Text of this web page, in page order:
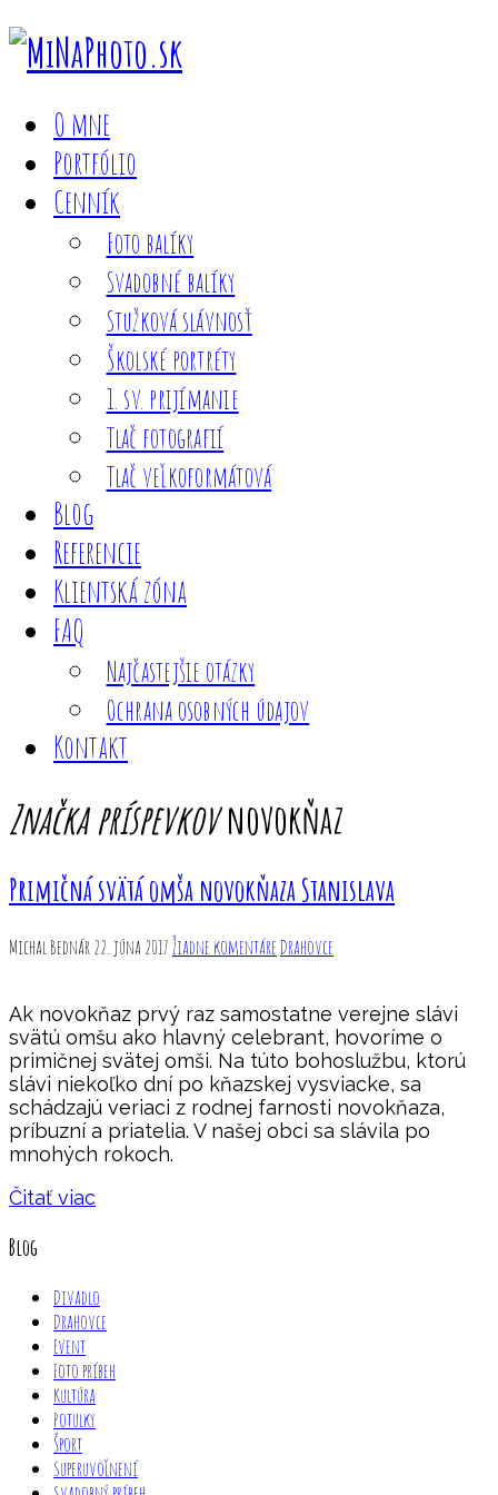
O mne
Portfólio
Cenník
Foto balíky
Svadobné balíky
Stužková slávnosť
Školské portréty
1. sv. prijímanie
Tlač fotografií
Tlač veľkoformátová
Blog
Referencie
Klientská zóna
FAQ
Najčastejšie otázky
Ochrana osobných údajov
Kontakt
Značka príspevkov novokňaz
Primičná svätá omša novokňaza Stanislava
Michal Bednár 22. júna 2017 Žiadne komentáre Drahovce
Ak novokňaz prvý raz samostatne verejne slávi
svätú omšu ako hlavný celebrant, hovoríme o
primičnej svätej omši. Na túto bohoslužbu, ktorú
slávi niekoľko dní po kňazskej vysviacke, sa
schádzajú veriaci z rodnej farnosti novokňaza,
príbuzní a priatelia. V našej obci sa slávila po
mnohých rokoch.
Čitať viac
Blog
Divadlo
Drahovce
Event
Foto príbeh
Kultúra
Potulky
Šport
Superuvoľnení